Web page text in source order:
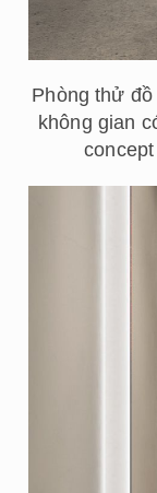
Phòng thử
không gian